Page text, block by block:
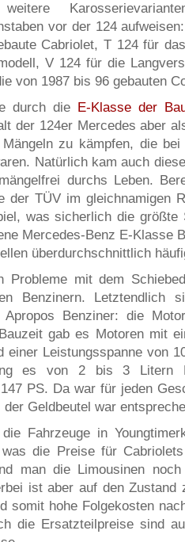
vor der 124
Cabriolet, T 124 für
V 124 für die
von 1987 bis 96 gebauten
durch die E-Klasse der
der 124er Mercedes aber
zu kämpfen, die
Natürlich kam auch
durchs Leben.
der TÜV im gleichnamigen
was sicherlich die größte
Mercedes-Benz E-Klasse
überdurchschnittlich
Probleme mit dem
Benzinern. Letztendlich
Apropos Benziner: die
gab es Motoren mit
einer Leistungsspanne von
es von 2 bis 3 Litern
PS. Da war für jeden
Geldbeutel war
Fahrzeuge in
die Preise für
man die Limousinen
ist aber auf den Zustand
somit hohe Folgekosten
die Ersatzteilpreise sind